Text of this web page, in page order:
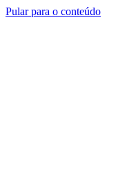
Pular para o conteúdo